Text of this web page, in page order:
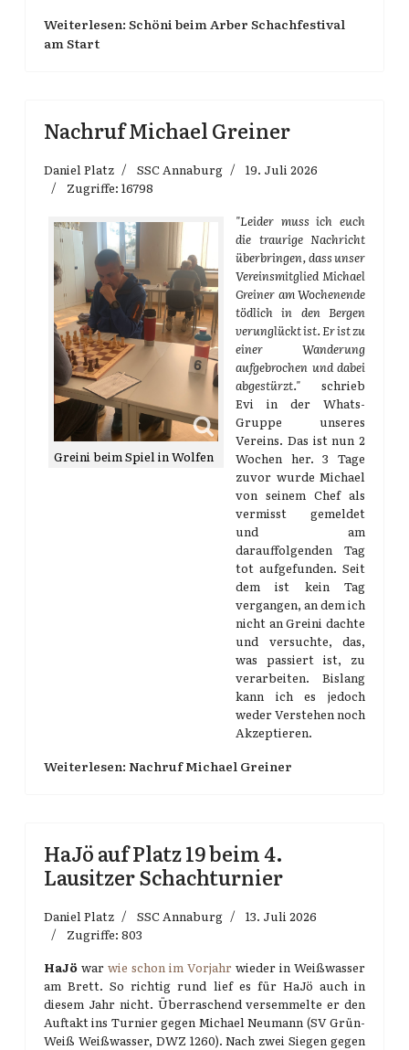
Weiterlesen: Schöni beim Arber Schachfestival
am Start
Nachruf Michael Greiner
Daniel Platz SSC Annaburg
19. Juli 2026
Zugriffe: 16798
Greini beim Spiel in Wolfen
"Leider muss ich euch
die traurige Nachricht
überbringen, dass unser
Vereinsmitglied Michael
Greiner am Wochenende
tödlich in den Bergen
verunglückt ist. Er ist zu
einer Wanderung
aufgebrochen und dabei
abgestürzt." schrieb
Evi in der Whats-
Gruppe unseres
Vereins. Das ist nun 2
Wochen her. 3 Tage
zuvor wurde Michael
von seinem Chef als
vermisst gemeldet
und am
darauffolgenden Tag
tot aufgefunden. Seit
dem ist kein Tag
vergangen, an dem ich
nicht an Greini dachte
und versuchte, das,
was passiert ist, zu
verarbeiten. Bislang
kann ich es jedoch
weder Verstehen noch
Akzeptieren.
Weiterlesen: Nachruf Michael Greiner
HaJö auf Platz 19 beim 4.
Lausitzer Schachturnier
Daniel Platz SSC Annaburg
13. Juli 2026
Zugriffe: 803
HaJö war wie schon im Vorjahr wieder in Weißwasser
am Brett. So richtig rund lief es für HaJö auch in
diesem Jahr nicht. Überraschend versemmelte er den
Auftakt ins Turnier gegen Michael Neumann (SV Grün-
Weiß Weißwasser, DWZ 1260). Nach zwei Siegen gegen